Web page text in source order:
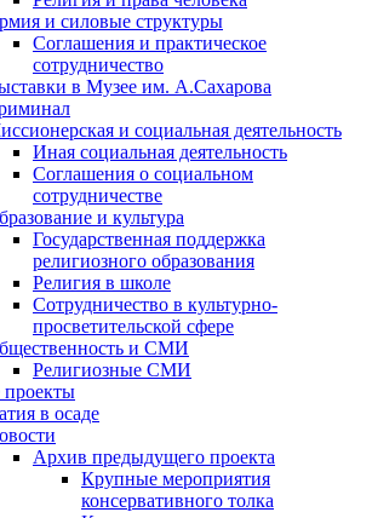
и силовые структуры
Соглашения и практическое
сотрудничество
в Музее им. А.Сахарова
и социальная деятельность
Иная социальная деятельность
Соглашения о социальном
сотрудничестве
и культура
Государственная поддержка
религиозного образования
Религия в школе
Сотрудничество в культурно-
просветительской сфере
и СМИ
Религиозные СМИ
в осаде
Архив предыдущего проекта
Крупные мероприятия
консервативного толка